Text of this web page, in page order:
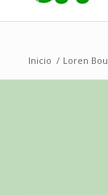
Inicio / Loren